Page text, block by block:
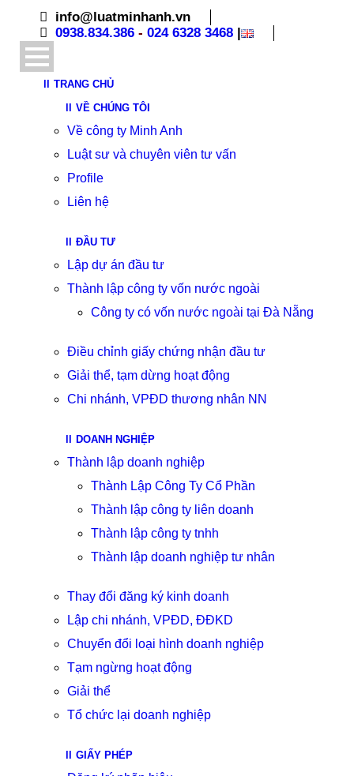
info@luatminhanh.vn
0938.834.386 - 024 6328 3468 |
TRANG CHỦ
VỀ CHÚNG TÔI
Về công ty Minh Anh
Luật sư và chuyên viên tư vấn
Profile
Liên hệ
ĐẦU TƯ
Lập dự án đầu tư
Thành lập công ty vốn nước ngoài
Công ty có vốn nước ngoài tại Đà Nẵng
Điều chỉnh giấy chứng nhận đầu tư
Giải thể, tạm dừng hoạt động
Chi nhánh, VPĐD thương nhân NN
DOANH NGHIỆP
Thành lập doanh nghiệp
Thành Lập Công Ty Cổ Phần
Thành lập công ty liên doanh
Thành lập công ty tnhh
Thành lập doanh nghiệp tư nhân
Thay đổi đăng ký kinh doanh
Lập chi nhánh, VPĐD, ĐĐKD
Chuyển đổi loại hình doanh nghiệp
Tạm ngừng hoạt động
Giải thể
Tổ chức lại doanh nghiệp
GIẤY PHÉP